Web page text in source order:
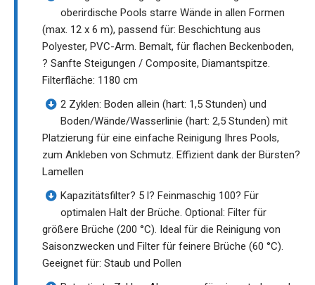
oberirdische Pools starre Wände in allen Formen
(max. 12 x 6 m), passend für: Beschichtung aus
Polyester, PVC-Arm. Bemalt, für flachen Beckenboden,
? Sanfte Steigungen / Composite, Diamantspitze.
Filterfläche: 1180 cm
2 Zyklen: Boden allein (hart: 1,5 Stunden) und
Boden/Wände/Wasserlinie (hart: 2,5 Stunden) mit
Platzierung für eine einfache Reinigung Ihres Pools,
zum Ankleben von Schmutz. Effizient dank der Bürsten?
Lamellen
Kapazitätsfilter? 5 l? Feinmaschig 100? Für
optimalen Halt der Brüche. Optional: Filter für
größere Brüche (200 °C). Ideal für die Reinigung von
Saisonzwecken und Filter für feinere Brüche (60 °C).
Geeignet für: Staub und Pollen